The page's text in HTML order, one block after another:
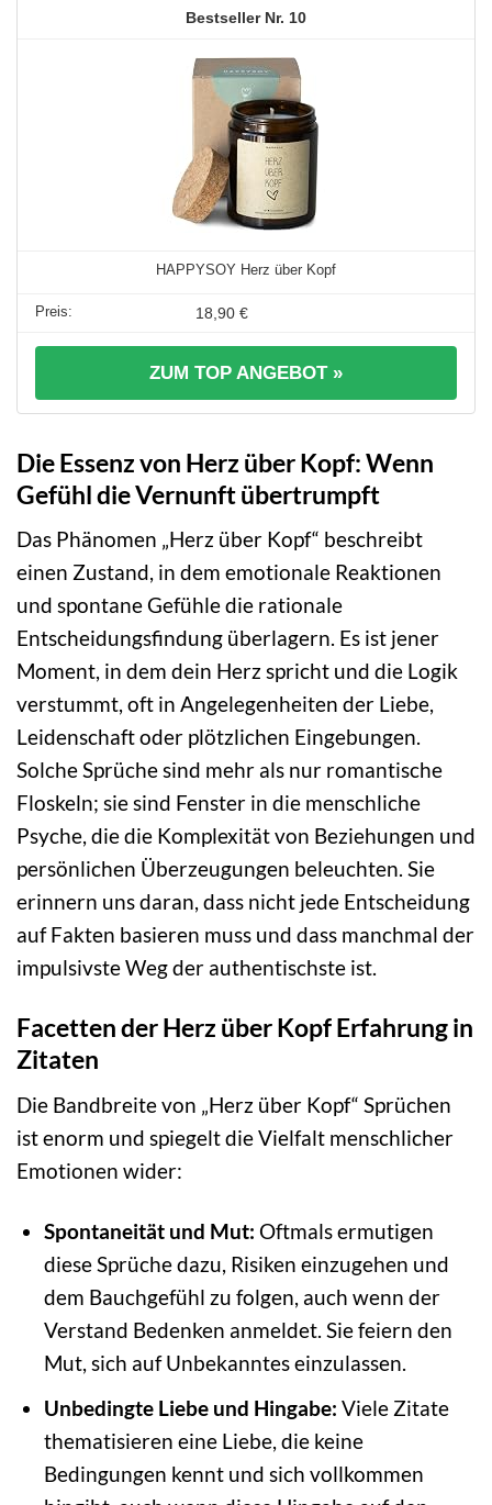
10
HAPPYSOY Herz über Kopf
18,90 €
ZUM TOP ANGEBOT »
Die Essenz von Herz über Kopf: Wenn
Gefühl die Vernunft übertrumpft
Das Phänomen „Herz über Kopf“ beschreibt
einen Zustand, in dem emotionale Reaktionen
und spontane Gefühle die rationale
Entscheidungsfindung überlagern. Es ist jener
Moment, in dem dein Herz spricht und die Logik
verstummt, oft in Angelegenheiten der Liebe,
Leidenschaft oder plötzlichen Eingebungen.
Solche Sprüche sind mehr als nur romantische
Floskeln; sie sind Fenster in die menschliche
Psyche, die die Komplexität von Beziehungen und
persönlichen Überzeugungen beleuchten. Sie
erinnern uns daran, dass nicht jede Entscheidung
auf Fakten basieren muss und dass manchmal der
impulsivste Weg der authentischste ist.
Facetten der Herz über Kopf Erfahrung in
Zitaten
Die Bandbreite von „Herz über Kopf“ Sprüchen
ist enorm und spiegelt die Vielfalt menschlicher
Emotionen wider:
Spontaneität und Mut: Oftmals ermutigen
diese Sprüche dazu, Risiken einzugehen und
dem Bauchgefühl zu folgen, auch wenn der
Verstand Bedenken anmeldet. Sie feiern den
Mut, sich auf Unbekanntes einzulassen.
Unbedingte Liebe und Hingabe: Viele Zitate
thematisieren eine Liebe, die keine
Bedingungen kennt und sich vollkommen